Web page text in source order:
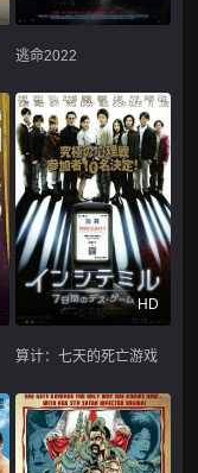
逃命2022
HD
算计：七天的死亡游戏